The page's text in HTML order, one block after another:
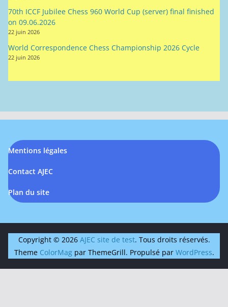
70th ICCF Jubilee Chess 960 World Cup (server) final finished
on 09.06.2026
22 juin 2026
World Correspondence Chess Championship 2026 Cycle
22 juin 2026
Mentions légales
Contact AJEC
Plan du site
Copyright © 2026 AJEC site de test. Tous droits réservés.
Theme ColorMagpar ThemeGrill. Propulsé par WordPress.